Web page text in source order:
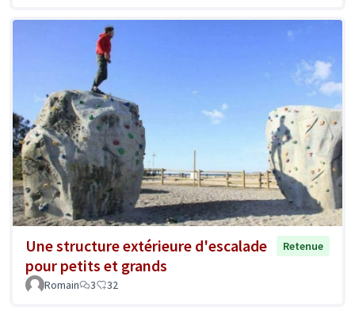
Une structure extérieure d'escalade
pour petits et grands
Retenue
Romain 3 32